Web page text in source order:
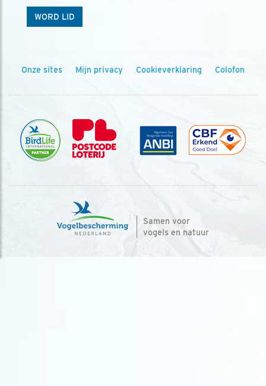
WORD LID
Onze sites Mijn privacy Cookieverklaring Colofon
Samen voor
vogels en natuur